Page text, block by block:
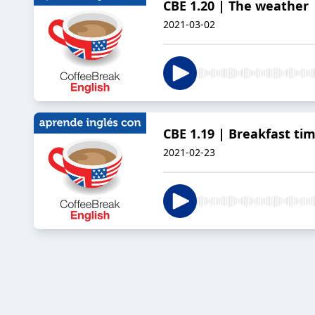
CBE 1.20 | The weather
2021-03-02
CBE 1.19 | Breakfast
2021-02-23